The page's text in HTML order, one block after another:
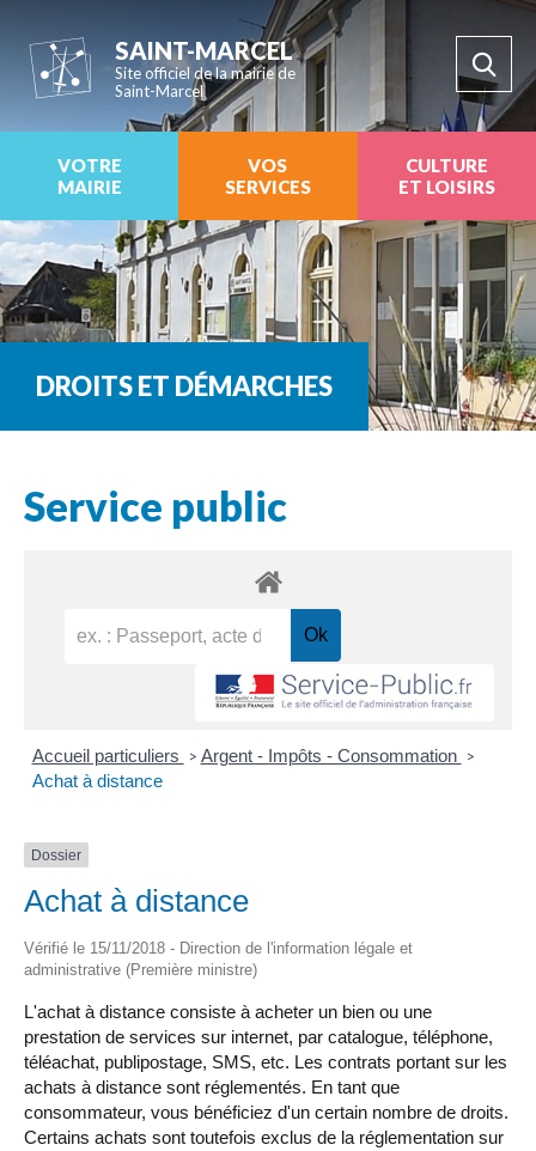
SAINT-MARCEL
Site officiel de la mairie de
Saint-Marcel
VOTRE
MAIRIE
VOS
SERVICES
CULTURE
ET LOISIRS
DROITS ET DÉMARCHES
Service public
Accueil particuliers > Argent - Impôts - Consommation >
Achat à distance
Dossier
Achat à distance
Vérifié le 15/11/2018 - Direction de l'information légale et
administrative (Première ministre)
L'achat à distance consiste à acheter un bien ou une
prestation de services sur internet, par catalogue, téléphone,
téléachat, publipostage, SMS, etc. Les contrats portant sur les
achats à distance sont réglementés. En tant que
consommateur, vous bénéficiez d'un certain nombre de droits.
Certains achats sont toutefois exclus de la réglementation sur